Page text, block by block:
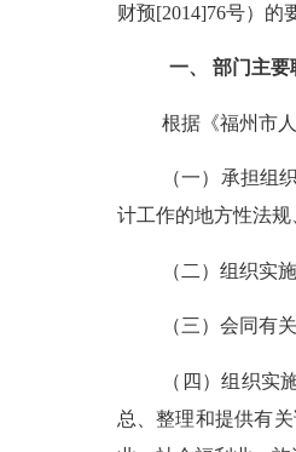
财预[2014]76号）的
一、 部门主要
根据《福州市
（一）承担组
计工作的地方性法
（二）组织实
（三）会同有
（四）组织实
总、整理和提供有